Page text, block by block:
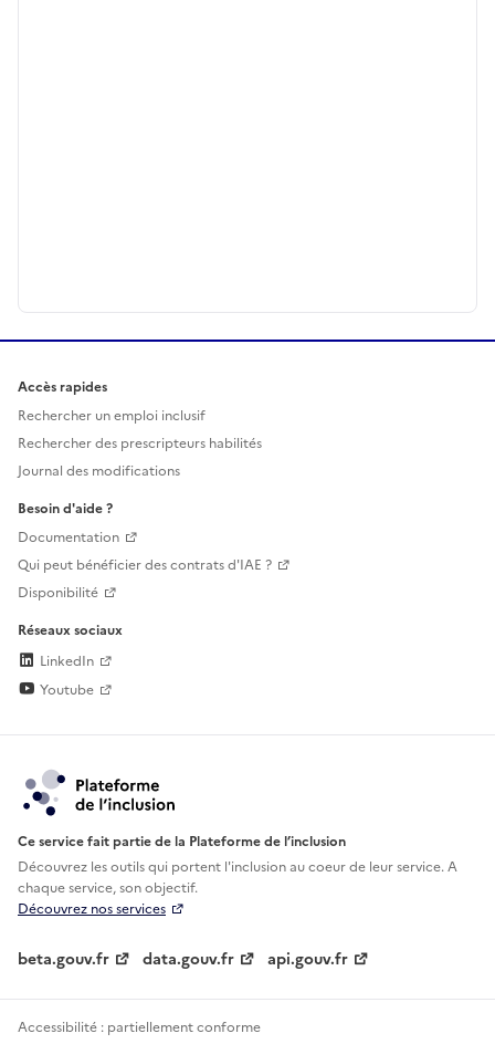
Accès rapides
Rechercher un emploi inclusif
Rechercher des prescripteurs habilités
Journal des modifications
Besoin d'aide ?
Documentation
Qui peut bénéficier des contrats d'IAE ?
Disponibilité
Réseaux sociaux
LinkedIn
Youtube
Ce service fait partie de la Plateforme de l’inclusion
Découvrez les outils qui portent l'inclusion aucoeur de leur service. A
chaque service, son objectif.
Découvrez nos services
beta.gouv.fr data.gouv.fr api.gouv.fr
Accessibilité : partiellement conforme